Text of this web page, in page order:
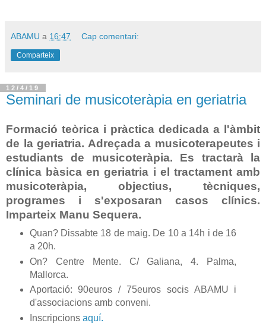
ABAMU a 16:47 Cap comentari:
Comparteix
12/4/19
Seminari de musicoteràpia en geriatria
Formació teòrica i pràctica dedicada a l'àmbit
de la geriatria. Adreçada a musicoterapeutes i
estudiants de musicoteràpia. Es tractarà la
clínica bàsica en geriatria i el tractament amb
musicoteràpia, objectius, tècniques,
programes i s'exposaran casos clínics.
Imparteix Manu Sequera.
Quan? Dissabte 18 de maig. De 10 a 14h i de 16
a 20h.
On? Centre Mente. C/ Galiana, 4. Palma,
Mallorca.
Aportació: 90euros / 75euros socis ABAMU i
d'associacions amb conveni.
Inscripcions aquí.